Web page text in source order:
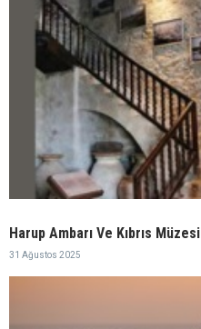
Harup Ambarı Ve Kıbrıs Müzesi
31 Ağustos 2025